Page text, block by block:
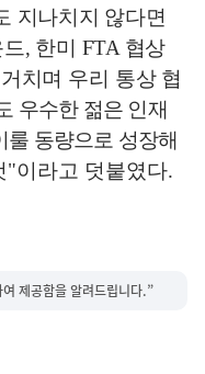
지나치지 않다면
, 한미 FTA 협상
치며 우리 통상 협
우수한 젊은 인재
동량으로 성장해
"이라고 덧붙였다.
제공함을 알려드립니다.”